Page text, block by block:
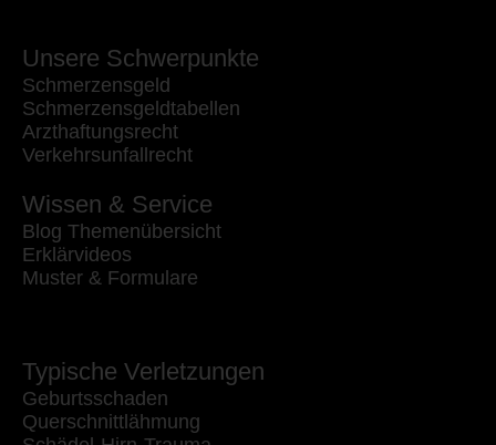
Unsere Schwerpunkte
Schmerzensgeld
Schmerzensgeldtabellen
Arzthaftungsrecht
Verkehrsunfallrecht
Wissen & Service
Blog Themenübersicht
Erklärvideos
Muster & Formulare
Typische Verletzungen
Geburtsschaden
Querschnittlähmung